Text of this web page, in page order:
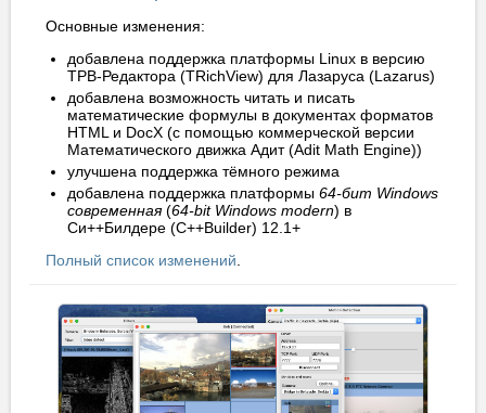
Основные изменения:
добавлена поддержка платформы Linux в версию
ТРВ-Редактора (TRichView) для Лазаруса (Lazarus)
добавлена возможность читать и писать
математические формулы в документах форматов
HTML и DocX (с помощью коммерческой версии
Математического движка Адит (Adit Math Engine))
улучшена поддержка тёмного режима
добавлена поддержка платформы 64-бит Windows
современная(64-bit Windows modern) в
Си++Билдере (C++Builder) 12.1+
Полный список изменений.